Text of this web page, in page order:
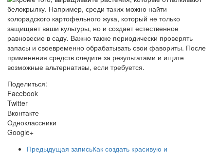
Поделиться:
Facebook
Twitter
Вконтакте
Одноклассники
Google+
Предыдущая записьКак создать красивую и